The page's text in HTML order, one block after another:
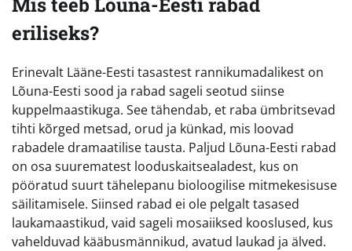
eriliseks?
Erinevalt Lääne-Eesti tasastest rannikumadalikest on
Lõuna-Eesti sood ja rabad sageli seotud siinse
kuppelmaastikuga. See tähendab, et raba ümbritsevad
tihti kõrged metsad, orud ja künkad, mis loovad
rabadele dramaatilise tausta. Paljud Lõuna-Eesti rabad
on osa suurematest looduskaitsealadest, kus on
pööratud suurt tähelepanu bioloogilise mitmekesisuse
säilitamisele. Siinsed rabad ei ole pelgalt tasased
laukamaastikud, vaid sageli mosaiiksed kooslused, kus
vahelduvad kääbusmännikud, avatud laukad ja älved.